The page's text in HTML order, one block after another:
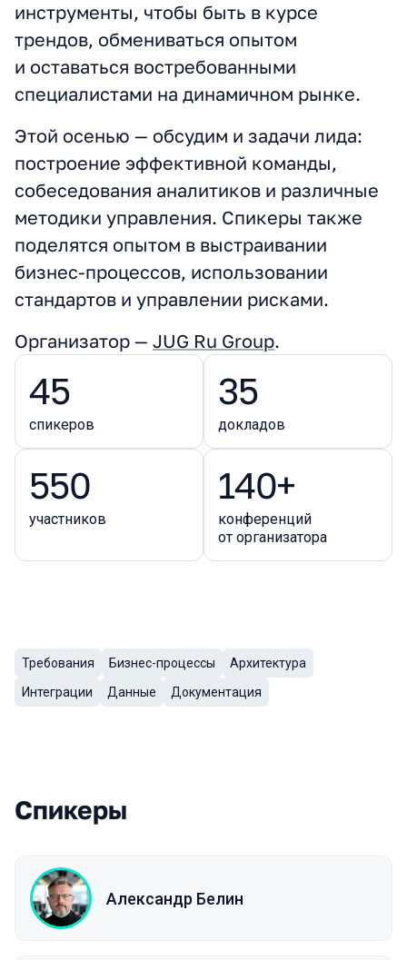
45
спикеров
35
докладов
550
участников
140+
конференций
от организатора
инструменты, чтобы быть в курсе
трендов, обмениваться опытом
и оставаться востребованными
специалистами на динамичном рынке.
Этой осенью — обсудим и задачи лида:
построение эффективной команды,
собеседования аналитиков и различные
методики управления. Спикеры также
поделятся опытом в выстраивании
бизнес-процессов, использовании
стандартов и управлении рисками.
Организатор — JUG Ru Group.
Темы докладов
Требования Бизнес-процессы
Архитектура
Интеграции
Данные Документация
Спикеры
Александр Белин